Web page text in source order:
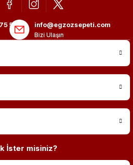
56
info@egzozsepeti.com
Bizi Ulaşın
İster misiniz?